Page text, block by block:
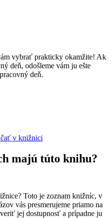
vybrať prakticky okamžite! Ak
deň, odošleme vám ju ešte
deň.
v knižnici
majú túto knihu?
Toto je zoznam knižníc, v
vás presmerujeme priamo na
jej dostupnosť a prípadne ju